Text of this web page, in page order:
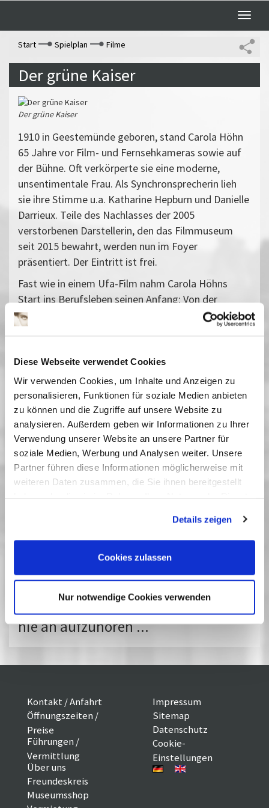
Diese Webseite verwendet Cookies
Wir verwenden Cookies, um Inhalte und Anzeigen zu
personalisieren, Funktionen für soziale Medien anbieten
zu können und die Zugriffe auf unsere Website zu
analysieren. Außerdem geben wir Informationen zu Ihrer
Verwendung unserer Website an unsere Partner für
soziale Medien, Werbung und Analysen weiter. Unsere
Partner führen diese Informationen möglicherweise mit
weiteren Daten zusammen, die Sie ihnen bereitgestellt
Cookies, wenn Sie unsere Webseite weiterhin nutzen.
Details zeigen
Cookies zulassen
Nur notwendige Cookies verwenden
Toggle
Start
Spielplan Filme
Der grüne Kaiser
Der grüne Kaiser
1910 in Geestemünde geboren, stand Carola Höhn
65 Jahre vor Film- und Fernsehkameras sowie auf
der Bühne. Oft verkörperte sie eine moderne,
unsentimentale Frau. Als Synchronsprecherin lieh
sie ihre Stimme u.a. Katharine Hepburn und Danielle
Darrieux. Teile des Nachlasses der 2005
verstorbenen Darstellerin, den das Filmmuseum
seit 2015 bewahrt, werden nun im Foyer
präsentiert. Der Eintritt ist frei.
Fast wie in einem Ufa-Film nahm Carola Höhns
Start ins Berufsleben seinen Anfang: Von der
Verkäuferin mauserte sie sich zum Mannequin, von
der Theaterschauspielerin zum Filmstar ersten
Leinwandauftritte, aber auch ein Meisterwerk ist
darunter:Der lebende Leichnam (D/UdSSR 1929).
Nach circa anderthalb Stunden ist sie zu entdecken:
In der Rolle eines Dienstmädchens nimmt sie
Gustav Diessl, dem Star des Films, den Mantel ab.
Wieder an der Seite Diessls ist sie 10 Jahre später
selbst der Star in dem KriminalfilmDer grüne
Kaiser (D 1939). Beide Filme laufen anlässlich der
Ausstellungseröffnung am 10. März im Kino.
Unser Dank gilt der Transit Film GmbH.
Vergangene Vorstellungen
| 17:00
Foyerausstellung Carola Höhn: Fange
nie an aufzuhören ...
Kontakt / Anfahrt
Öffnungszeiten /
Preise
Führungen /
Vermittlung
Über uns
Freundeskreis
Museumsshop
Impressum
Sitemap
Datenschutz
Cookie-
Einstellungen